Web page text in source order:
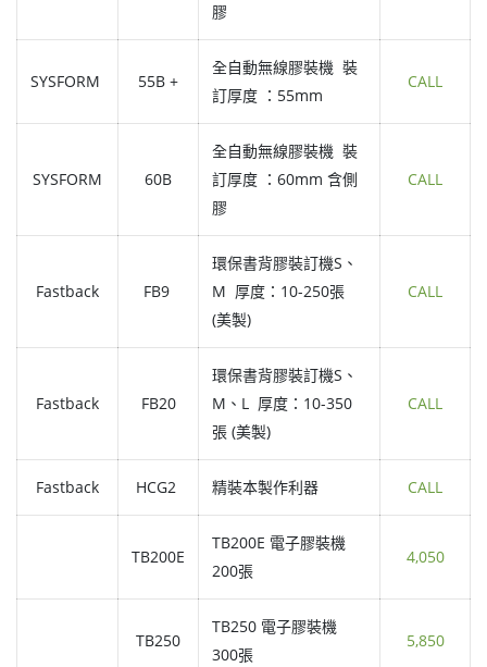
膠
SYSFORM 55B +
全自動無線膠裝機 裝
訂厚度 ：55mm
CALL
SYSFORM 60B
全自動無線膠裝機 裝
訂厚度 ：60mm 含側
膠
CALL
Fastback FB9
環保書背膠裝訂機S、
M 厚度：10-250張
(美製)
CALL
Fastback FB20
環保書背膠裝訂機S、
M、L 厚度：10-350
張 (美製)
CALL
Fastback HCG2 精裝本製作利器 CALL
TB200E
TB200E 電子膠裝機
200張
4,050
TB250
TB250 電子膠裝機
300張
5,850